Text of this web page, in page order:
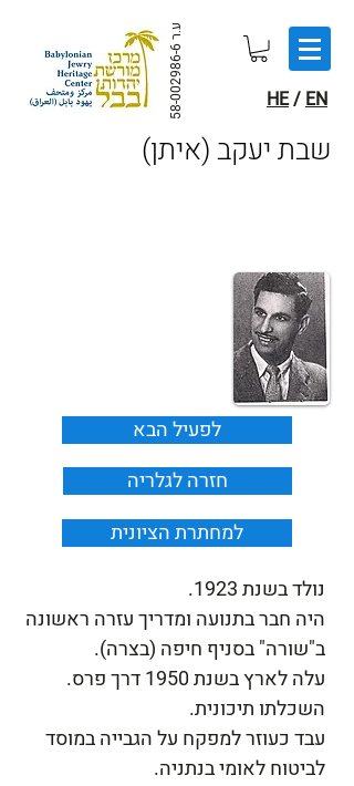
ע.ר
58-002986-6 HE/ EN
(שבת יעקב (איתן
לפעיל הבא
חזרה לגלריה
למחתרת הציונית
נולד בשנת 1923.
היה חבר בתנועה ומדריך עזרה ראשונה
ב"שורה" בסניף חיפה (בצרה).
עלה לארץ בשנת 1950 דרך פרס.
השכלתו תיכונית.
עבד כעוזר למפקח על הגבייה במוסד
לביטוח לאומי בנתניה.